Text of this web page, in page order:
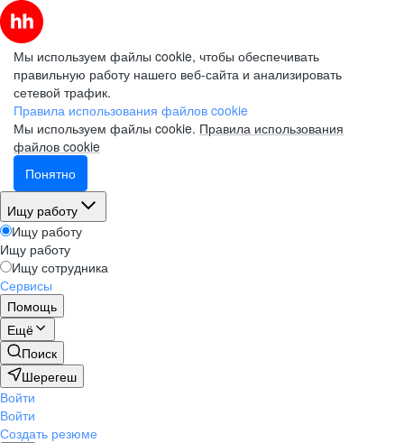
Мы используем файлы cookie, чтобы обеспечивать
правильную работу нашего веб-сайта и анализировать
сетевой трафик.
Правила использования файлов cookie
Мы используем файлы cookie. Правила использования
файлов cookie
Понятно
Ищу работу
Ищу работу
Ищу работу
Ищу сотрудника
Сервисы
Помощь
Ещё
Поиск
Шерегеш
Войти
Войти
Создать резюме